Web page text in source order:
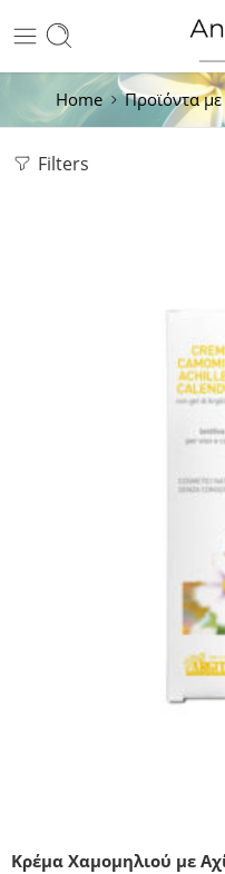
Home Προϊόντα με
Filters